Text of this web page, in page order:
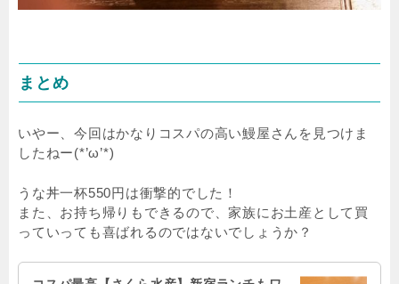
まとめ
いやー、今回はかなりコスパの高い鰻屋さんを見つけま
したねー(*’ω’*)
うな丼一杯550円は衝撃的でした！
また、お持ち帰りもできるので、家族にお土産として買
っていっても喜ばれるのではないでしょうか？